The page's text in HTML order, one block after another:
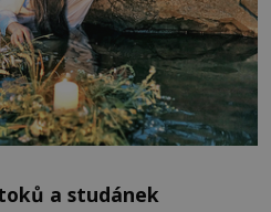
a studánek